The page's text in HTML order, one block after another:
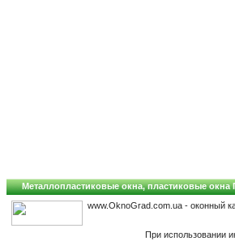
Металлопластиковые окна, пластиковые окна
www.OknoGrad.com.ua - оконный
При использовании